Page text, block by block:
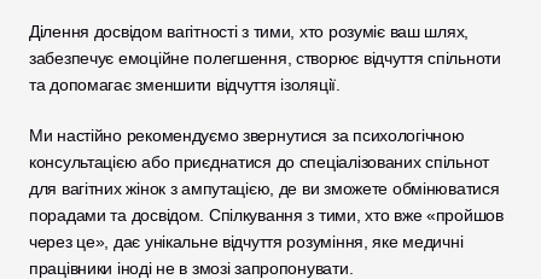
Ділення досвідом вагітності з тими, хто розуміє ваш шлях,
забезпечує емоційне полегшення, створює відчуття спільноти
та допомагає зменшити відчуття ізоляції.
Ми настійно рекомендуємо звернутися за психологічною
консультацією або приєднатися до спеціалізованих спільнот
для вагітних жінок з ампутацією, де ви зможете обмінюватися
порадами та досвідом. Спілкування з тими, хто вже «пройшов
через це», дає унікальне відчуття розуміння, яке медичні
працівники іноді не в змозі запропонувати.